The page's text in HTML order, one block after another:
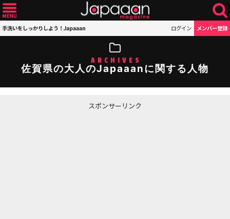
手洗いをしっかりしよう！Japaaan ログイン メンバー登録
ARCHIVES
佐賀県の大人のJapaaanに関する人物
スポンサーリンク